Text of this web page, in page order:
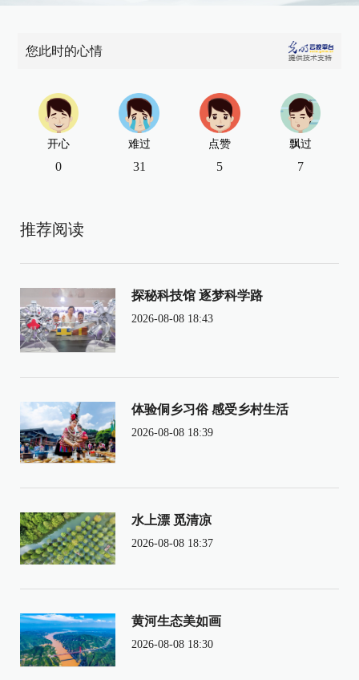
您此时的心情
开心
0
难过
31
点赞
5
飘过
7
推荐阅读
探秘科技馆 逐梦科学路
2026-08-08 18:43
体验侗乡习俗 感受乡村生活
2026-08-08 18:39
水上漂 觅清凉
2026-08-08 18:37
黄河生态美如画
2026-08-08 18:30